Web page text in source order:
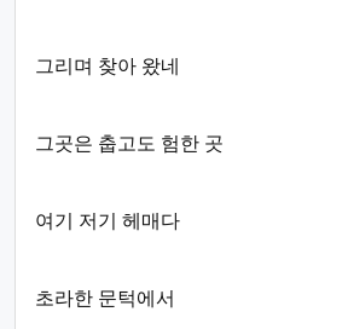
그리며 찾아 왔네
그곳은 춥고도 험한 곳
여기 저기 헤매다
초라한 문턱에서